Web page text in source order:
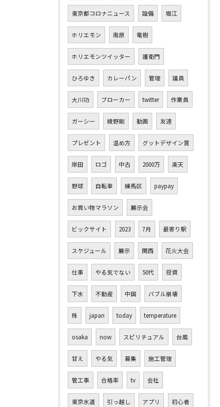
東京都コロナニュース 設備 堀江
ホリエモン 南原 竜樹
ホリエモンツイッター 護衛門
ひろゆき カレーパン 管理 議員
大川功 ブローカー twitter 作業員
ガーシー 綾野剛 動画 友達
プレゼント 温め方 グットデザイン賞
岸田 ロゴ 中古 2000万 楽天
野球 自転車 練馬区 paypay
お買い物マラソン 展示会
ビックサイト 2023 7月 最寄り駅
スケジュール 展示 関西 花火大会
仕事 やる気でない 50代 投資
下水 不動産 中国 バブル崩壊
株 japan today temperature
osaka now スピリチュアル 台風
甘え やる気 募集 施工管理
管工事 合格率 tv 会社
東京水道 引っ越し アプリ 初心者